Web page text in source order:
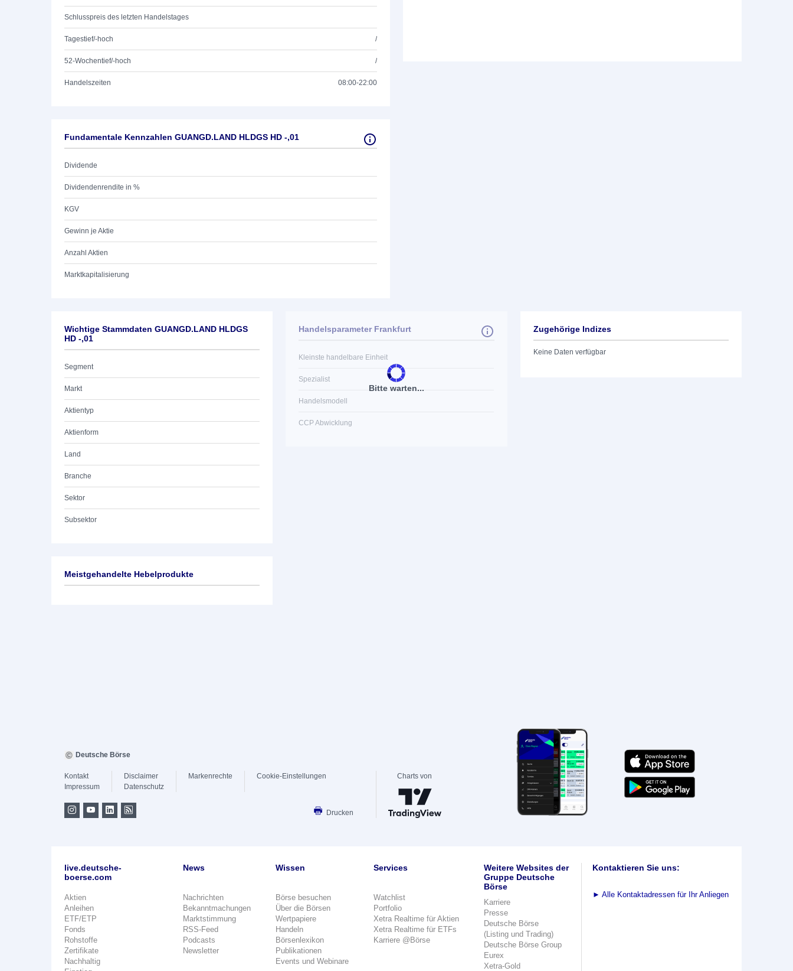
Schlusspreis des letzten Handelstages
Tagestief/-hoch /
52-Wochentief/-hoch /
Handelszeiten 08:00-22:00
Fundamentale Kennzahlen GUANGD.LAND HLDGS HD -,01
Dividende
Dividendenrendite in %
KGV
Gewinn je Aktie
Anzahl Aktien
Marktkapitalisierung
Wichtige Stammdaten GUANGD.LAND HLDGS
HD -,01
Segment
Markt
Aktientyp
Aktienform
Land
Branche
Sektor
Subsektor
Bitte warten...
Handelsparameter Frankfurt
Kleinste handelbare Einheit
Spezialist
Handelsmodell
CCP Abwicklung
Zugehörige Indizes
Keine Daten verfügbar
Meistgehandelte Hebelprodukte
Deutsche Börse
Kontakt
Impressum
Disclaimer
Datenschutz
Markenrechte Cookie-Einstellungen
Drucken
Charts von
live.deutsche-
boerse.com
Aktien
Anleihen
ETF/ETP
Fonds
Rohstoffe
Zertifikate
Nachhaltig
News
Nachrichten
Bekanntmachungen
Marktstimmung
RSS-Feed
Podcasts
Newsletter
Wissen
Börse besuchen
Über die Börsen
Wertpapiere
Handeln
Börsenlexikon
Publikationen
Events und Webinare
Services
Watchlist
Portfolio
Xetra Realtime für Aktien
Xetra Realtime für ETFs
Karriere @Börse
Weitere Websites der
Gruppe Deutsche
Börse
Karriere
Presse
Deutsche Börse
(Listing und Trading)
Deutsche Börse Group
Eurex
Xetra-Gold
Kontaktieren Sie uns:
► Alle Kontaktadressen für Ihr Anliegen